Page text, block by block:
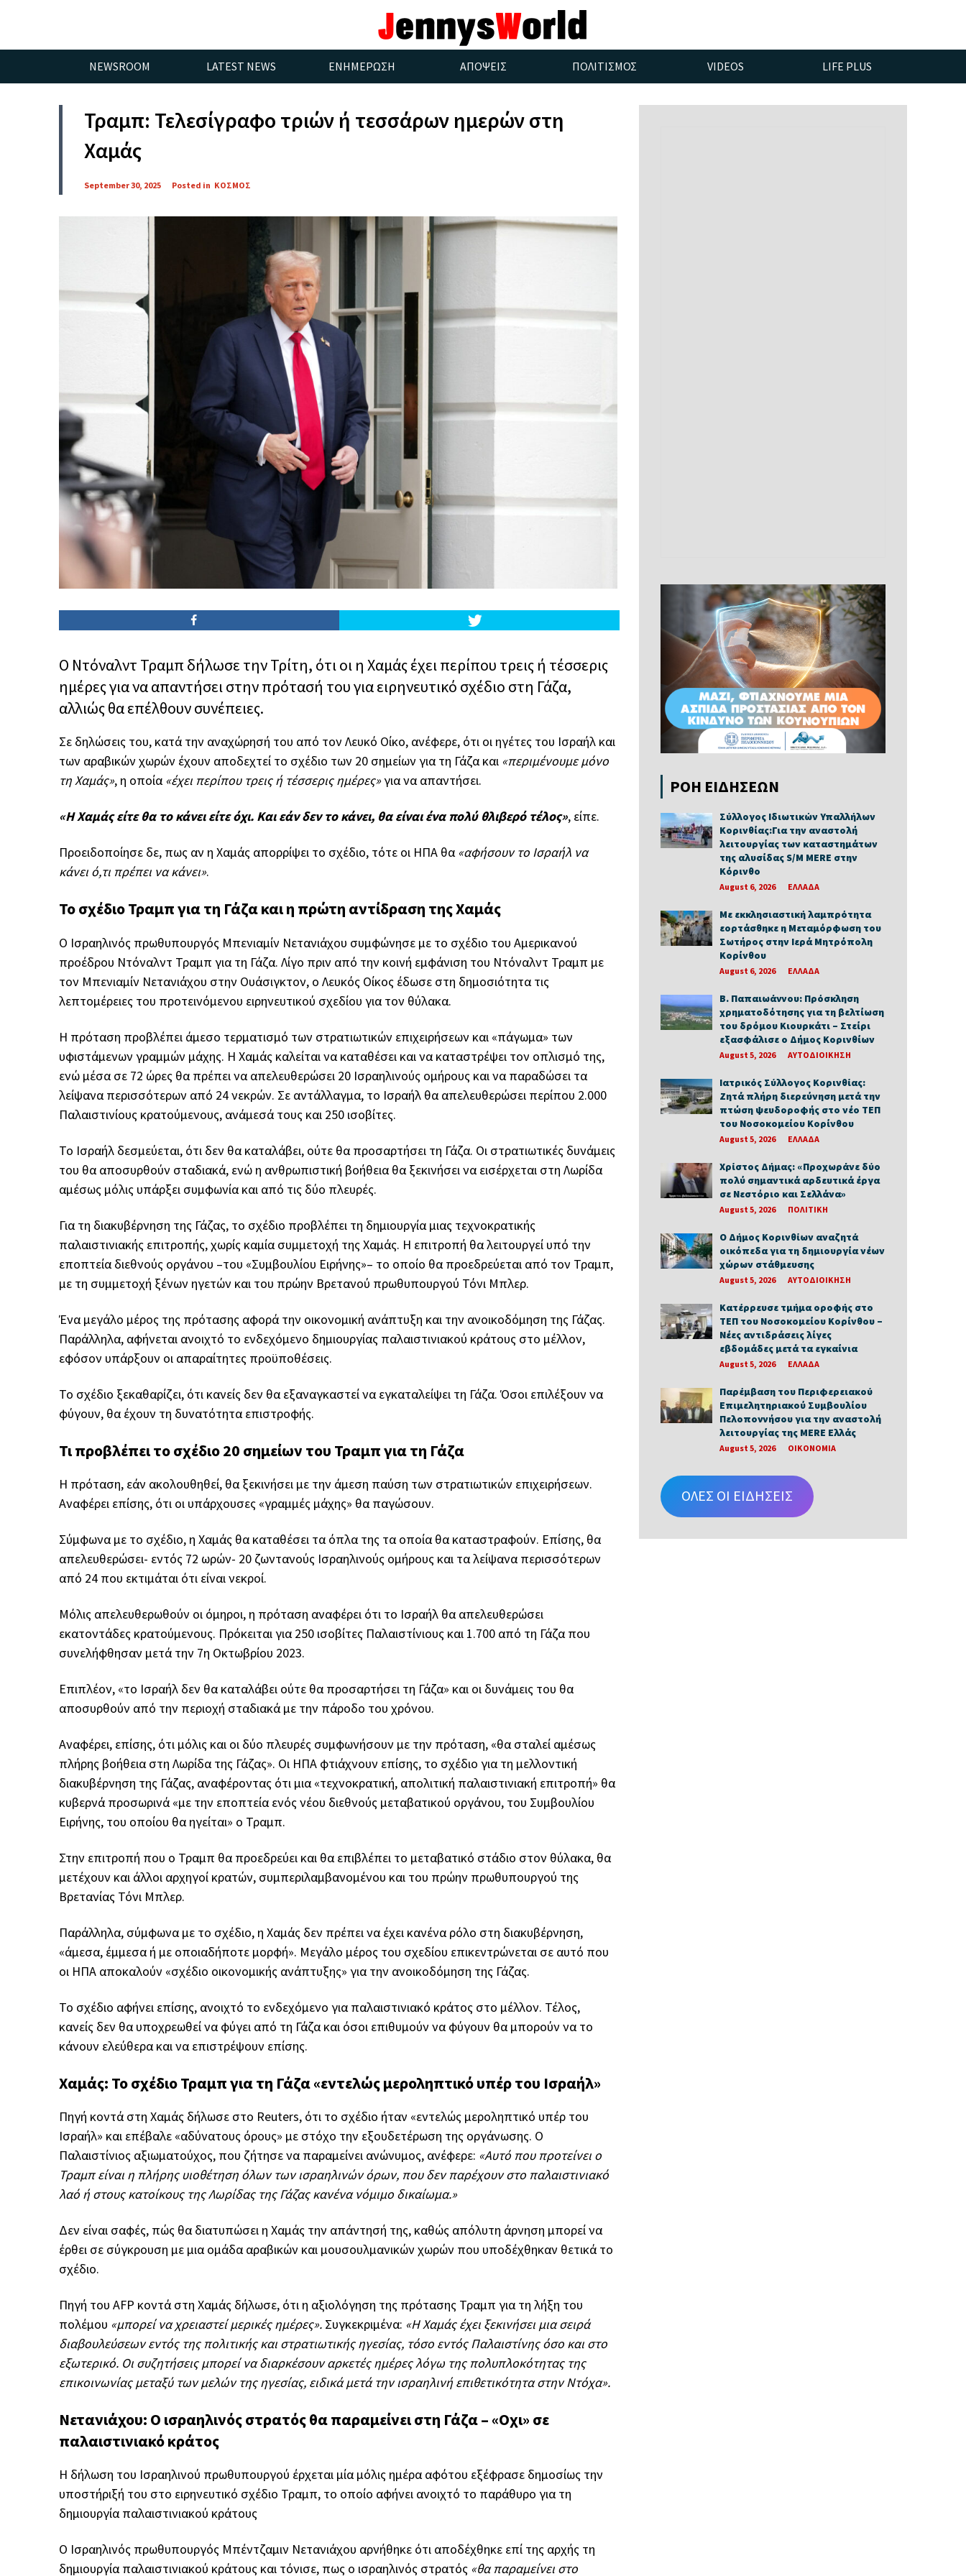
NEWSROOM LATEST NEWS ΕΝΗΜΕΡΩΣΗ ΑΠΟΨΕΙΣ ΠΟΛΙΤΙΣΜΟΣ VIDEOS LIFE PLUS
Τραμπ: Τελεσίγραφο τριών ή τεσσάρων ημερών στη
Χαμάς
September 30, 2025 Posted in ΚΟΣΜΟΣ
Ο Ντόναλντ Τραμπ δήλωσε την Τρίτη, ότι οι η Χαμάς έχει περίπου τρεις ή τέσσερις
ημέρες για να απαντήσει στην πρότασή του για ειρηνευτικό σχέδιο στη Γάζα,
αλλιώς θα επέλθουν συνέπειες.
Σε δηλώσεις του, κατά την αναχώρησή του από τον Λευκό Οίκο, ανέφερε, ότι οι ηγέτες του Ισραήλ και
των αραβικών χωρών έχουν αποδεχτεί το σχέδιο των 20 σημείων για τη Γάζα και «περιμένουμε μόνο
τη Χαμάς», η οποία «έχει περίπου τρεις ή τέσσερις ημέρες»για να απαντήσει.
«Η Χαμάς είτε θα το κάνει είτε όχι. Και εάν δεν το κάνει, θα είναι ένα πολύ θλιβερό τέλος», είπε.
Προειδοποίησε δε, πως αν η Χαμάς απορρίψει το σχέδιο, τότε οι ΗΠΑ θα «αφήσουν το Ισραήλ να
κάνει ό,τι πρέπει να κάνει».
Το σχέδιο Τραμπ για τη Γάζα και η πρώτη αντίδραση της Χαμάς
Ο Ισραηλινός πρωθυπουργός Μπενιαμίν Νετανιάχου συμφώνησε με το σχέδιο του Αμερικανού
προέδρου Ντόναλντ Τραμπ για τη Γάζα. Λίγο πριν από την κοινή εμφάνιση του Ντόναλντ Τραμπ με
τον Μπενιαμίν Νετανιάχου στην Ουάσιγκτον, ο Λευκός Οίκος έδωσε στη δημοσιότητα τις
λεπτομέρειες του προτεινόμενου ειρηνευτικού σχεδίου για τον θύλακα.
Η πρόταση προβλέπει άμεσο τερματισμό των στρατιωτικών επιχειρήσεων και «πάγωμα» των
υφιστάμενων γραμμών μάχης. Η Χαμάς καλείται να καταθέσει και να καταστρέψει τον οπλισμό της,
ενώ μέσα σε 72 ώρες θα πρέπει να απελευθερώσει 20 Ισραηλινούς ομήρους και να παραδώσει τα
λείψανα περισσότερων από 24 νεκρών. Σε αντάλλαγμα, το Ισραήλ θα απελευθερώσει περίπου 2.000
Παλαιστινίους κρατούμενους, ανάμεσά τους και 250 ισοβίτες.
Το Ισραήλ δεσμεύεται, ότι δεν θα καταλάβει, ούτε θα προσαρτήσει τη Γάζα. Οι στρατιωτικές δυνάμεις
του θα αποσυρθούν σταδιακά, ενώ η ανθρωπιστική βοήθεια θα ξεκινήσει να εισέρχεται στη Λωρίδα
αμέσως μόλις υπάρξει συμφωνία και από τις δύο πλευρές.
Για τη διακυβέρνηση της Γάζας, το σχέδιο προβλέπει τη δημιουργία μιας τεχνοκρατικής
παλαιστινιακής επιτροπής, χωρίς καμία συμμετοχή της Χαμάς. Η επιτροπή θα λειτουργεί υπό την
εποπτεία διεθνούς οργάνου –του «Συμβουλίου Ειρήνης»– το οποίο θα προεδρεύεται από τον Τραμπ,
με τη συμμετοχή ξένων ηγετών και του πρώην Βρετανού πρωθυπουργού Τόνι Μπλερ.
Ένα μεγάλο μέρος της πρότασης αφορά την οικονομική ανάπτυξη και την ανοικοδόμηση της Γάζας.
Παράλληλα, αφήνεται ανοιχτό το ενδεχόμενο δημιουργίας παλαιστινιακού κράτους στο μέλλον,
εφόσον υπάρξουν οι απαραίτητες προϋποθέσεις.
Το σχέδιο ξεκαθαρίζει, ότι κανείς δεν θα εξαναγκαστεί να εγκαταλείψει τη Γάζα. Όσοι επιλέξουν να
φύγουν, θα έχουν τη δυνατότητα επιστροφής.
Τι προβλέπει το σχέδιο 20 σημείων του Τραμπ για τη Γάζα
Η πρόταση, εάν ακολουθηθεί, θα ξεκινήσει με την άμεση παύση των στρατιωτικών επιχειρήσεων.
Αναφέρει επίσης, ότι οι υπάρχουσες «γραμμές μάχης» θα παγώσουν.
Σύμφωνα με το σχέδιο, η Χαμάς θα καταθέσει τα όπλα της τα οποία θα καταστραφούν. Επίσης, θα
απελευθερώσει- εντός 72 ωρών- 20 ζωντανούς Ισραηλινούς ομήρους και τα λείψανα περισσότερων
από 24 που εκτιμάται ότι είναι νεκροί.
Μόλις απελευθερωθούν οι όμηροι, η πρόταση αναφέρει ότι το Ισραήλ θα απελευθερώσει
εκατοντάδες κρατούμενους. Πρόκειται για 250 ισοβίτες Παλαιστίνιους και 1.700 από τη Γάζα που
συνελήφθησαν μετά την 7η Οκτωβρίου 2023.
Επιπλέον, «το Ισραήλ δεν θα καταλάβει ούτε θα προσαρτήσει τη Γάζα» και οι δυνάμεις του θα
αποσυρθούν από την περιοχή σταδιακά με την πάροδο του χρόνου.
Αναφέρει, επίσης, ότι μόλις και οι δύο πλευρές συμφωνήσουν με την πρόταση, «θα σταλεί αμέσως
πλήρης βοήθεια στη Λωρίδα της Γάζας». Οι ΗΠΑ φτιάχνουν επίσης, το σχέδιο για τη μελλοντική
διακυβέρνηση της Γάζας, αναφέροντας ότι μια «τεχνοκρατική, απολιτική παλαιστινιακή επιτροπή» θα
κυβερνά προσωρινά «με την εποπτεία ενός νέου διεθνούς μεταβατικού οργάνου, του Συμβουλίου
Ειρήνης, του οποίου θα ηγείται» ο Τραμπ.
Στην επιτροπή που ο Τραμπ θα προεδρεύει και θα επιβλέπει το μεταβατικό στάδιο στον θύλακα, θα
μετέχουν και άλλοι αρχηγοί κρατών, συμπεριλαμβανομένου και του πρώην πρωθυπουργού της
Βρετανίας Τόνι Μπλερ.
Παράλληλα, σύμφωνα με το σχέδιο, η Χαμάς δεν πρέπει να έχει κανένα ρόλο στη διακυβέρνηση,
«άμεσα, έμμεσα ή με οποιαδήποτε μορφή». Μεγάλο μέρος του σχεδίου επικεντρώνεται σε αυτό που
οι ΗΠΑ αποκαλούν «σχέδιο οικονομικής ανάπτυξης» για την ανοικοδόμηση της Γάζας.
Το σχέδιο αφήνει επίσης, ανοιχτό το ενδεχόμενο για παλαιστινιακό κράτος στο μέλλον. Τέλος,
κανείς δεν θα υποχρεωθεί να φύγει από τη Γάζα και όσοι επιθυμούν να φύγουν θα μπορούν να το
κάνουν ελεύθερα και να επιστρέψουν επίσης.
Χαμάς: Το σχέδιο Τραμπ για τη Γάζα «εντελώς μεροληπτικό υπέρ του Ισραήλ»
Πηγή κοντά στη Χαμάς δήλωσε στο Reuters, ότι το σχέδιο ήταν «εντελώς μεροληπτικό υπέρ του
Ισραήλ» και επέβαλε «αδύνατους όρους» με στόχο την εξουδετέρωση της οργάνωσης. Ο
Παλαιστίνιος αξιωματούχος, που ζήτησε να παραμείνει ανώνυμος, ανέφερε: «Αυτό που προτείνει ο
Τραμπ είναι η πλήρης υιοθέτηση όλων των ισραηλινών όρων, που δεν παρέχουν στο παλαιστινιακό
λαό ή στους κατοίκους της Λωρίδας της Γάζας κανένα νόμιμο δικαίωμα.»
Δεν είναι σαφές, πώς θα διατυπώσει η Χαμάς την απάντησή της, καθώς απόλυτη άρνηση μπορεί να
έρθει σε σύγκρουση με μια ομάδα αραβικών και μουσουλμανικών χωρών που υποδέχθηκαν θετικά το
σχέδιο.
Πηγή του AFP κοντά στη Χαμάς δήλωσε, ότι η αξιολόγηση της πρότασης Τραμπ για τη λήξη του
πολέμου «μπορεί να χρειαστεί μερικές ημέρες». Συγκεκριμένα: «Η Χαμάς έχει ξεκινήσει μια σειρά
διαβουλεύσεων εντός της πολιτικής και στρατιωτικής ηγεσίας, τόσο εντός Παλαιστίνης όσο και στο
εξωτερικό. Οι συζητήσεις μπορεί να διαρκέσουν αρκετές ημέρες λόγω της πολυπλοκότητας της
επικοινωνίας μεταξύ των μελών της ηγεσίας, ειδικά μετά την ισραηλινή επιθετικότητα στην Ντόχα».
Νετανιάχου: Ο ισραηλινός στρατός θα παραμείνει στη Γάζα – «Οχι» σε
παλαιστινιακό κράτος
Η δήλωση του Ισραηλινού πρωθυπουργού έρχεται μία μόλις ημέρα αφότου εξέφρασε δημοσίως την
υποστήριξή του στο ειρηνευτικό σχέδιο Τραμπ, το οποίο αφήνει ανοιχτό το παράθυρο για τη
δημιουργία παλαιστινιακού κράτους
Ο Ισραηλινός πρωθυπουργός Μπέντζαμιν Νετανιάχου αρνήθηκε ότι αποδέχθηκε επί της αρχής τη
δημιουργία παλαιστινιακού κράτους και τόνισε, πως ο ισραηλινός στρατός «θα παραμείνει στο
ΡΟΗ ΕΙΔΗΣΕΩΝ
Σύλλογος Ιδιωτικών Υπαλλήλων
Κορινθίας:Για την αναστολή
λειτουργίας των καταστημάτων
της αλυσίδας S/M MERE στην
Κόρινθο
August 6, 2026 ΕΛΛΑΔΑ
Με εκκλησιαστική λαμπρότητα
εορτάσθηκε η Μεταμόρφωση του
Σωτήρος στην Ιερά Μητρόπολη
Κορίνθου
August 6, 2026 ΕΛΛΑΔΑ
Β. Παπαιωάννου: Πρόσκληση
χρηματοδότησης για τη βελτίωση
του δρόμου Κιουρκάτι – Στείρι
εξασφάλισε ο Δήμος Κορινθίων
August 5, 2026 ΑΥΤΟΔΙΟΙΚΗΣΗ
Ιατρικός Σύλλογος Κορινθίας:
Ζητά πλήρη διερεύνηση μετά την
πτώση ψευδοροφής στο νέο ΤΕΠ
του Νοσοκομείου Κορίνθου
August 5, 2026 ΕΛΛΑΔΑ
Χρίστος Δήμας: «Προχωράνε δύο
πολύ σημαντικά αρδευτικά έργα
σε Νεστόριο και Σελλάνα»
August 5, 2026 ΠΟΛΙΤΙΚΗ
Ο Δήμος Κορινθίων αναζητά
οικόπεδα για τη δημιουργία νέων
χώρων στάθμευσης
August 5, 2026 ΑΥΤΟΔΙΟΙΚΗΣΗ
Κατέρρευσε τμήμα οροφής στο
ΤΕΠ του Νοσοκομείου Κορίνθου –
Νέες αντιδράσεις λίγες
εβδομάδες μετά τα εγκαίνια
August 5, 2026 ΕΛΛΑΔΑ
Παρέμβαση του Περιφερειακού
Επιμελητηριακού Συμβουλίου
Πελοποννήσου για την αναστολή
λειτουργίας της MERE Ελλάς
August 5, 2026 ΟΙΚΟΝΟΜΙΑ
ΟΛΕΣ ΟΙ ΕΙΔΗΣΕΙΣ